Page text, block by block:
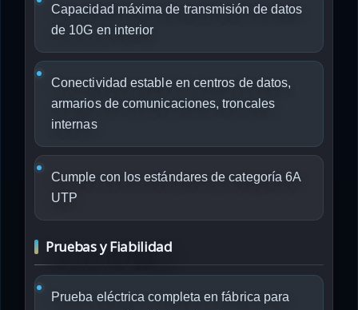
Capacidad máxima de transmisión de datos
de 10G en interior
Conectividad estable en centros de datos,
armarios de comunicaciones, troncales
internas
Cumple con los estándares de categoría 6A
UTP
Pruebas y Fiabilidad
Prueba eléctrica completa en fábrica para